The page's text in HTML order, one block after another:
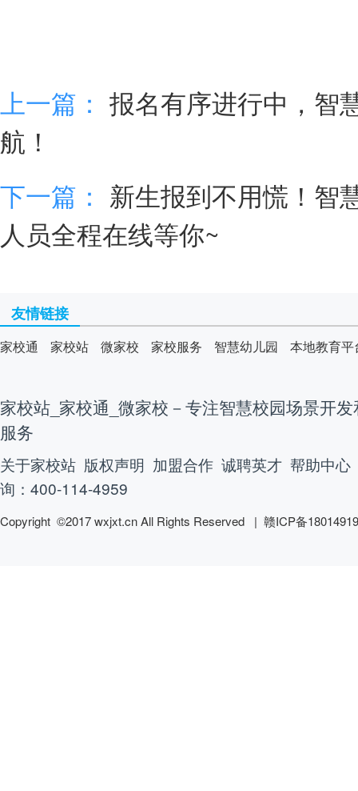
上一篇： 报名有序进行中，智
航！
下一篇： 新生报到不用慌！智
人员全程在线等你~
友情链接
家校通 家校站 微家校 家校服务 智慧幼儿园 本地教育平
家校站_家校通_微家校－专注智慧校园场景开
服务
关于家校站 版权声明 加盟合作 诚聘英才 帮助中心
询：400-114-4959
Copyright ©2017 wxjxt.cn All Rights Reserved | 赣ICP备